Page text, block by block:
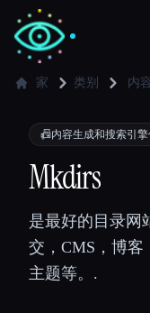
✍️写作者
💻
🎓 学生
家 类别 内
📠内容生成和搜索引
Mkdirs
是最好的目录网
交，CMS，博客
主题等。.